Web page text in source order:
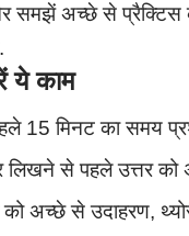
अच्छे से प्रैक्टिस
ये काम
15 मिनट का समय
लिखने से पहले उत्तर
को अच्छे से उदाहरण,